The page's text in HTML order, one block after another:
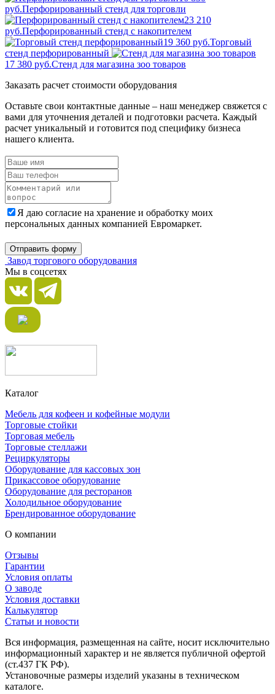
руб.Перфорированный стенд для торговли
23 210
руб.Перфорированный стенд с накопителем
19 360 руб.Торговый
стенд перфорированный
17 380 руб.Стенд для магазина зоо товаров
Заказать расчет стоимости оборудования
Оставьте свои контактные данные – наш менеджер свяжется с
вами для уточнения деталей и подготовки расчета. Каждый
расчет уникальный и готовится под специфику бизнеса
нашего клиента.
Я даю согласие на хранение и обработку моих
персональных данных компанией Евромаркет.
Отправить форму
Завод торгового оборудования
Мы в соцсетях
Каталог
Мебель для кофеен и кофейные модули
Торговые стойки
Торговая мебель
Торговые стеллажи
Рециркуляторы
Оборудование для кассовых зон
Прикассовое оборудование
Оборудование для ресторанов
Холодильное оборудование
Брендированное оборудование
О компании
Отзывы
Гарантии
Условия оплаты
О заводе
Условия доставки
Калькулятор
Статьи и новости
Вся информация, размещенная на сайте, носит исключительно
информационный характер и не является публичной офертой
(ст.437 ГК РФ).
Установочные размеры изделий указаны в техническом
каталоге.